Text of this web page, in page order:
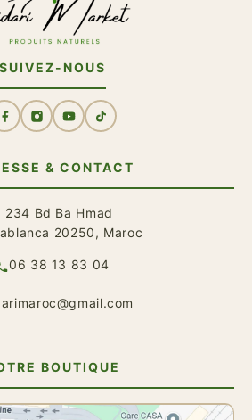
SUIVEZ-NOUS
& CONTACT
234 Bd Ba Hmad
20250, Maroc
06 38 13 83 04
BOUTIQUE